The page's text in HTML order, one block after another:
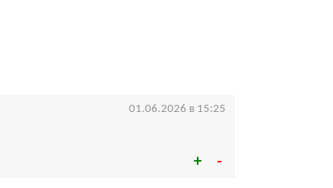
01.06.2026 в 15:25